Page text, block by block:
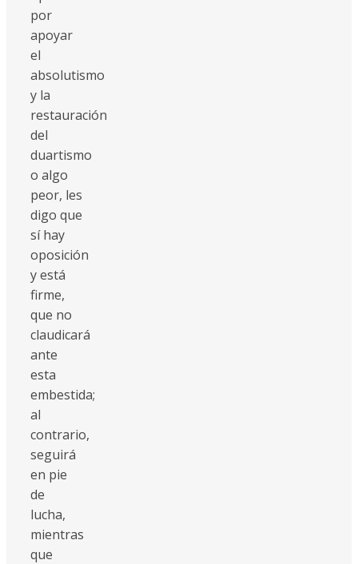
por
apoyar
el
absolutismo
y la
restauración
del
duartismo
o algo
peor, les
digo que
sí hay
oposición
y está
firme,
que no
claudicará
ante
esta
embestida;
al
contrario,
seguirá
en pie
de
lucha,
mientras
que